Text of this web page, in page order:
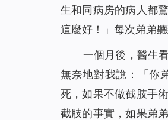
生和同病房的病人都
這麼好！」每次弟弟
一個月後，醫生
無奈地對我說：「你
死，如果不做截肢手
截肢的事實，如果弟